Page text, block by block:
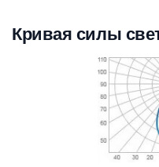
Кривая силы